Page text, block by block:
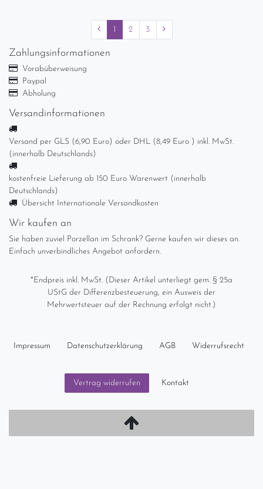
1 2 3
Zahlungsinformationen
Vorabüberweisung
Paypal
Abholung
Versandinformationen
Versand per GLS (6,90 Euro) oder DHL (8,49 Euro ) inkl. MwSt.
(innerhalb Deutschlands)
kostenfreie Lieferung ab 150 Euro Warenwert (innerhalb
Deutschlands)
Übersicht Internationale Versandkosten
Wir kaufen an
Sie haben zuviel Porzellan im Schrank? Gerne kaufen wir dieses an.
Einfach unverbindliches Angebot anfordern.
*Endpreis inkl. MwSt. (Dieser Artikel unterliegt gem. § 25a
UStG der Differenzbesteuerung, ein Ausweis der
Mehrwertsteuer auf der Rechnung erfolgt nicht.)
Impressum Daten­schutz­erklärung AGB Widerrufs­recht
Vertrag widerrufen Kontakt